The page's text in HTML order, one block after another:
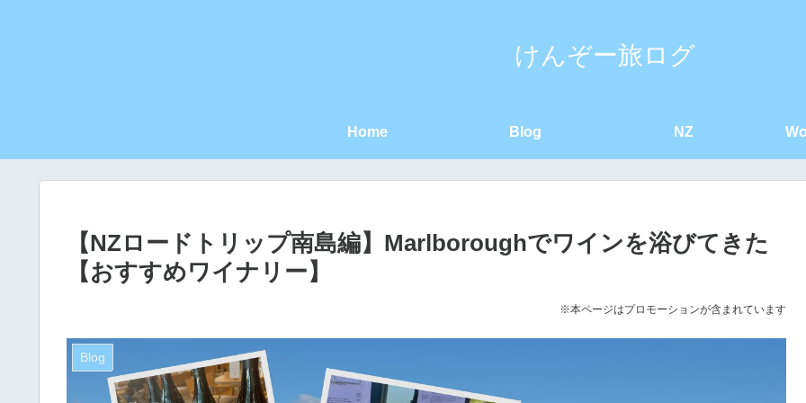
けんぞー旅ログ
Home Blog NZ
【NZロードトリップ南島編】Marlboroughでワインを浴びてきた
【おすすめワイナリー】
※本ページはプロモーションが含まれています
Blog